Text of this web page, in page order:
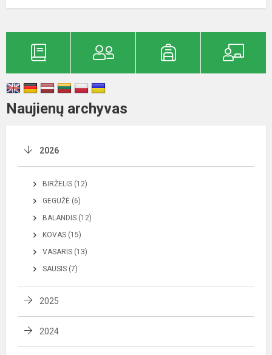
Naujienų archyvas
2026
BIRŽELIS (12)
GEGUŽĖ (6)
BALANDIS (12)
KOVAS (15)
VASARIS (13)
SAUSIS (7)
2025
2024